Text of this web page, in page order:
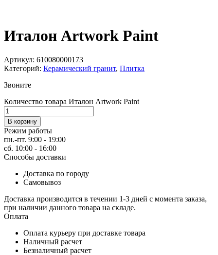
Италон Artwork Paint
Артикул: 610080000173
Категорий: Керамический гранит, Плитка
Звоните
Количество товара Италон Artwork Paint
В корзину
Режим работы
пн.-пт. 9:00 - 19:00
сб. 10:00 - 16:00
Способы доставки
Доставка по городу
Самовывоз
Доставка производится в течении 1-3 дней с момента заказа,
при наличии данного товара на складе.
Оплата
Оплата курьеру при доставке товара
Наличный расчет
Безналичный расчет